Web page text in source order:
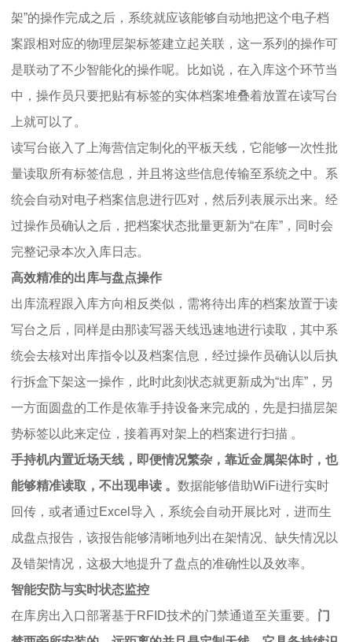
架”的操作完成之后，系统就应该能够自动地把这个电子档
案跟相对应的物理层架标签建立起关联，这一系列的操作可
是联动了不少智能化的操作呢。比如说，在入库这个环节当
中，操作员只要把贴有标签的实体档案堆叠着放置在读写台
上就可以了。
读写台嵌入了上海营信定制化的平板天线，它能够一次性批
量读取所有标签信息，并且将这些信息传输至系统之中。系
统会自动对电子档案信息进行匹对，然后列表展示出来。经
过操作员确认之后，把档案状态批量更新为“在库”，同时会
完整记录本次入库日志。
高效精准的出库与盘点操作
出库流程跟入库方向相反类似，需将待出库的档案放置于读
写台之后，同样是由那读写器天线迅速地进行读取，其中系
统会去核对出库指令以及档案信息，经过操作员确认以后执
行拆盒下架这一操作，此时此刻状态就更新成为“出库”，另
一方面圆盘的工作是依靠手持设备来完成的，先是扫描层架
势标签以此来定位，接着再对架上的档案进行扫描 。
手持机内置近场天线，即便情况繁杂，靠近金属架体时，也
能够精准读取，不出现串读 。 数据能够借助WiFi进行实时
回传，或者通过Excel导入，系统会自动开展比对，进而生
成盘点报告，该报告能够清晰地列出在架情况、缺失情况以
及错架情况，这极大地提升了盘点的准确性以及效率。
智能安防与实时状态监控
在库房出入口部署基于RFID技术的门禁通道至关重要。 门